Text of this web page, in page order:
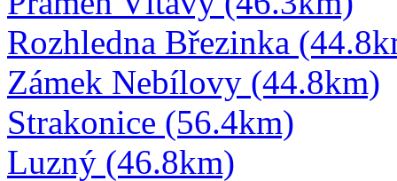
Rozhledna Březinka
Zámek Nebílovy (44.8km)
Strakonice (56.4km)
Luzný (46.8km)